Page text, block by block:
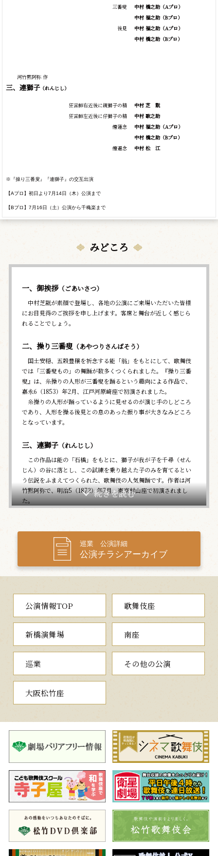
三番叟
後見
中村 橋之助（Aプロ）
中村 福之助（Bプロ）
中村 福之助（Aプロ）
中村 橋之助（Bプロ）
河竹黙阿弥 作
三、連獅子（れんじし）
狂言師右近後に親獅子の精
狂言師左近後に仔獅子の精
僧蓮念
僧遍念
中村 芝
翫
中村 歌之助
中村 福之助（Aプロ）
中村 橋之助（Bプロ）
中村 松 江
※『操り三番叟』『連獅子』の交互出演
【Aプロ】初日より7月14日（木）公演まで
【Bプロ】7月16日（土）公演から千穐楽まで
みどころ
一、御挨拶（ごあいさつ）
中村芝翫が素顔で登場し、各地の公演にご来場いただいた皆様
にお目見得のご挨拶を申し上げます。客席と舞台が近しく感じら
れることでしょう。
二、操り三番叟（あやつりさんばそう）
国土安穏、五穀豊穣を祈念する能「翁」をもとにして、歌舞伎
では「三番叟もの」の舞踊が数多くつくられました。『操り三番
叟』は、糸操りの人形が三番叟を踊るという趣向による作品で、
嘉永6（1853）年2月、江戸河原崎座で初演されました。
糸操りの人形が踊っているように見せるのが演じ手のしどころ
であり、人形を操る後見との息のあった振り事が大きなみどころ
となっています。
三、連獅子（れんじし）
この作品は能の「石橋」をもとに、獅子が我が子を千尋（せん
じん）の谷に落とし、この試練を乗り越えた子のみを育てるとい
う伝説をふまえてつくられた、歌舞伎の人気舞踊です。作者は河
竹黙阿弥で、明治5（1872）年7月、東京村山座で初演されまし
た。
親子の獅子の試練と、その情愛を描いた前半の狂言師の踊り、
勇壮な獅子の精の狂いと、みどころ多い作品をお楽しみくださ
巡業 公演詳細
公演チラシアーカイブ
公演情報TOP 歌舞伎座
新橋演舞場 南座
巡業 その他の公演
大阪松竹座